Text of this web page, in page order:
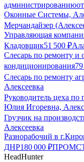
администрированиюот
Оконные Системы,
Мерчандайзер
Управляющая
Кладовщик51 500 ₽
Слесарь по ремонту и
кондиционирования
Слесарь по ремонту
Алексеевка
Руководитель цеха по
Юлия Игоревна,
Грузчик на
Алексеевка
Разнорабочий в
ДНР180 000 ₽
HeadHunter